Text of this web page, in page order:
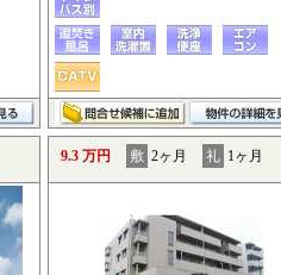
9.3 万円 敷 2ヶ月 礼 1ヶ月